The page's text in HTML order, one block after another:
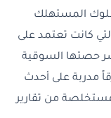
المستهلك
كانت تعتمد على
حصتها السوقية
مدربة على أحدث
من تقارير